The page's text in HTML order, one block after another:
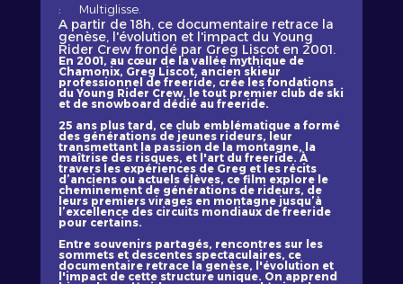
:
Multiglisse.
A partir de 18h, ce documentaire retrace la
genèse, l'évolution et l'impact du Young
Rider Crew frondé par Greg Liscot en 2001.
En 2001, au cœur de la vallée mythique de
Chamonix, Greg Liscot, ancien skieur
professionnel de freeride, crée les fondations
du Young Rider Crew, le tout premier club de ski
et de snowboard dédié au freeride.
25 ans plus tard, ce club emblématique a formé
des générations de jeunes rideurs, leur
transmettant la passion de la montagne, la
maîtrise des risques, et l'art du freeride. À
travers les expériences de Greg et les récits
d’anciens ou actuels élèves, ce film explore le
cheminement de générations de rideurs, de
leurs premiers virages en montagne jusqu’à
l’excellence des circuits mondiaux de freeride
pour certains.
Entre souvenirs partagés, rencontres sur les
sommets et descentes spectaculaires, ce
documentaire retrace la genèse, l'évolution et
l'impact de cette structure unique. On apprend